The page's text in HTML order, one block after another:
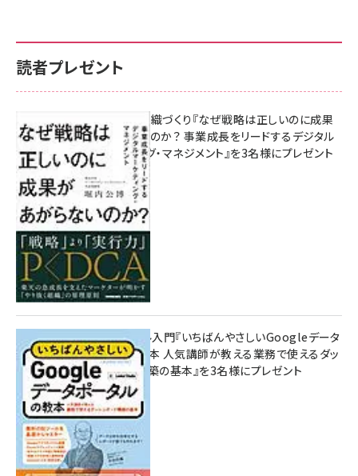
読者プレゼント
成果を生む組織づくり『なぜ戦略は正しいのに成果
があがらないのか？ 事業成長をリードするデジタル
マーケティング・マネジメント』を3名様にプレゼント
8月7日 10:00
無料BIツール入門『いちばんやさしいGoogleデータ
ポータルの教本 人気講師が教える業務で使えるダッ
シュボード構築の基本』を3名様にプレゼント
7月31日 10:00